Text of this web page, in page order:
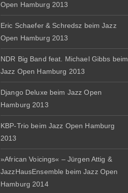
Open Hamburg 2013
Eric Schaefer & Schredsz beim Jazz
Open Hamburg 2013
NDR Big Band feat. Michael Gibbs beim
Jazz Open Hamburg 2013
Django Deluxe beim Jazz Open
Hamburg 2013
KBP-Trio beim Jazz Open Hamburg
2013
»African Voicings« – Jürgen Attig &
JazzHausEnsemble beim Jazz Open
Hamburg 2014